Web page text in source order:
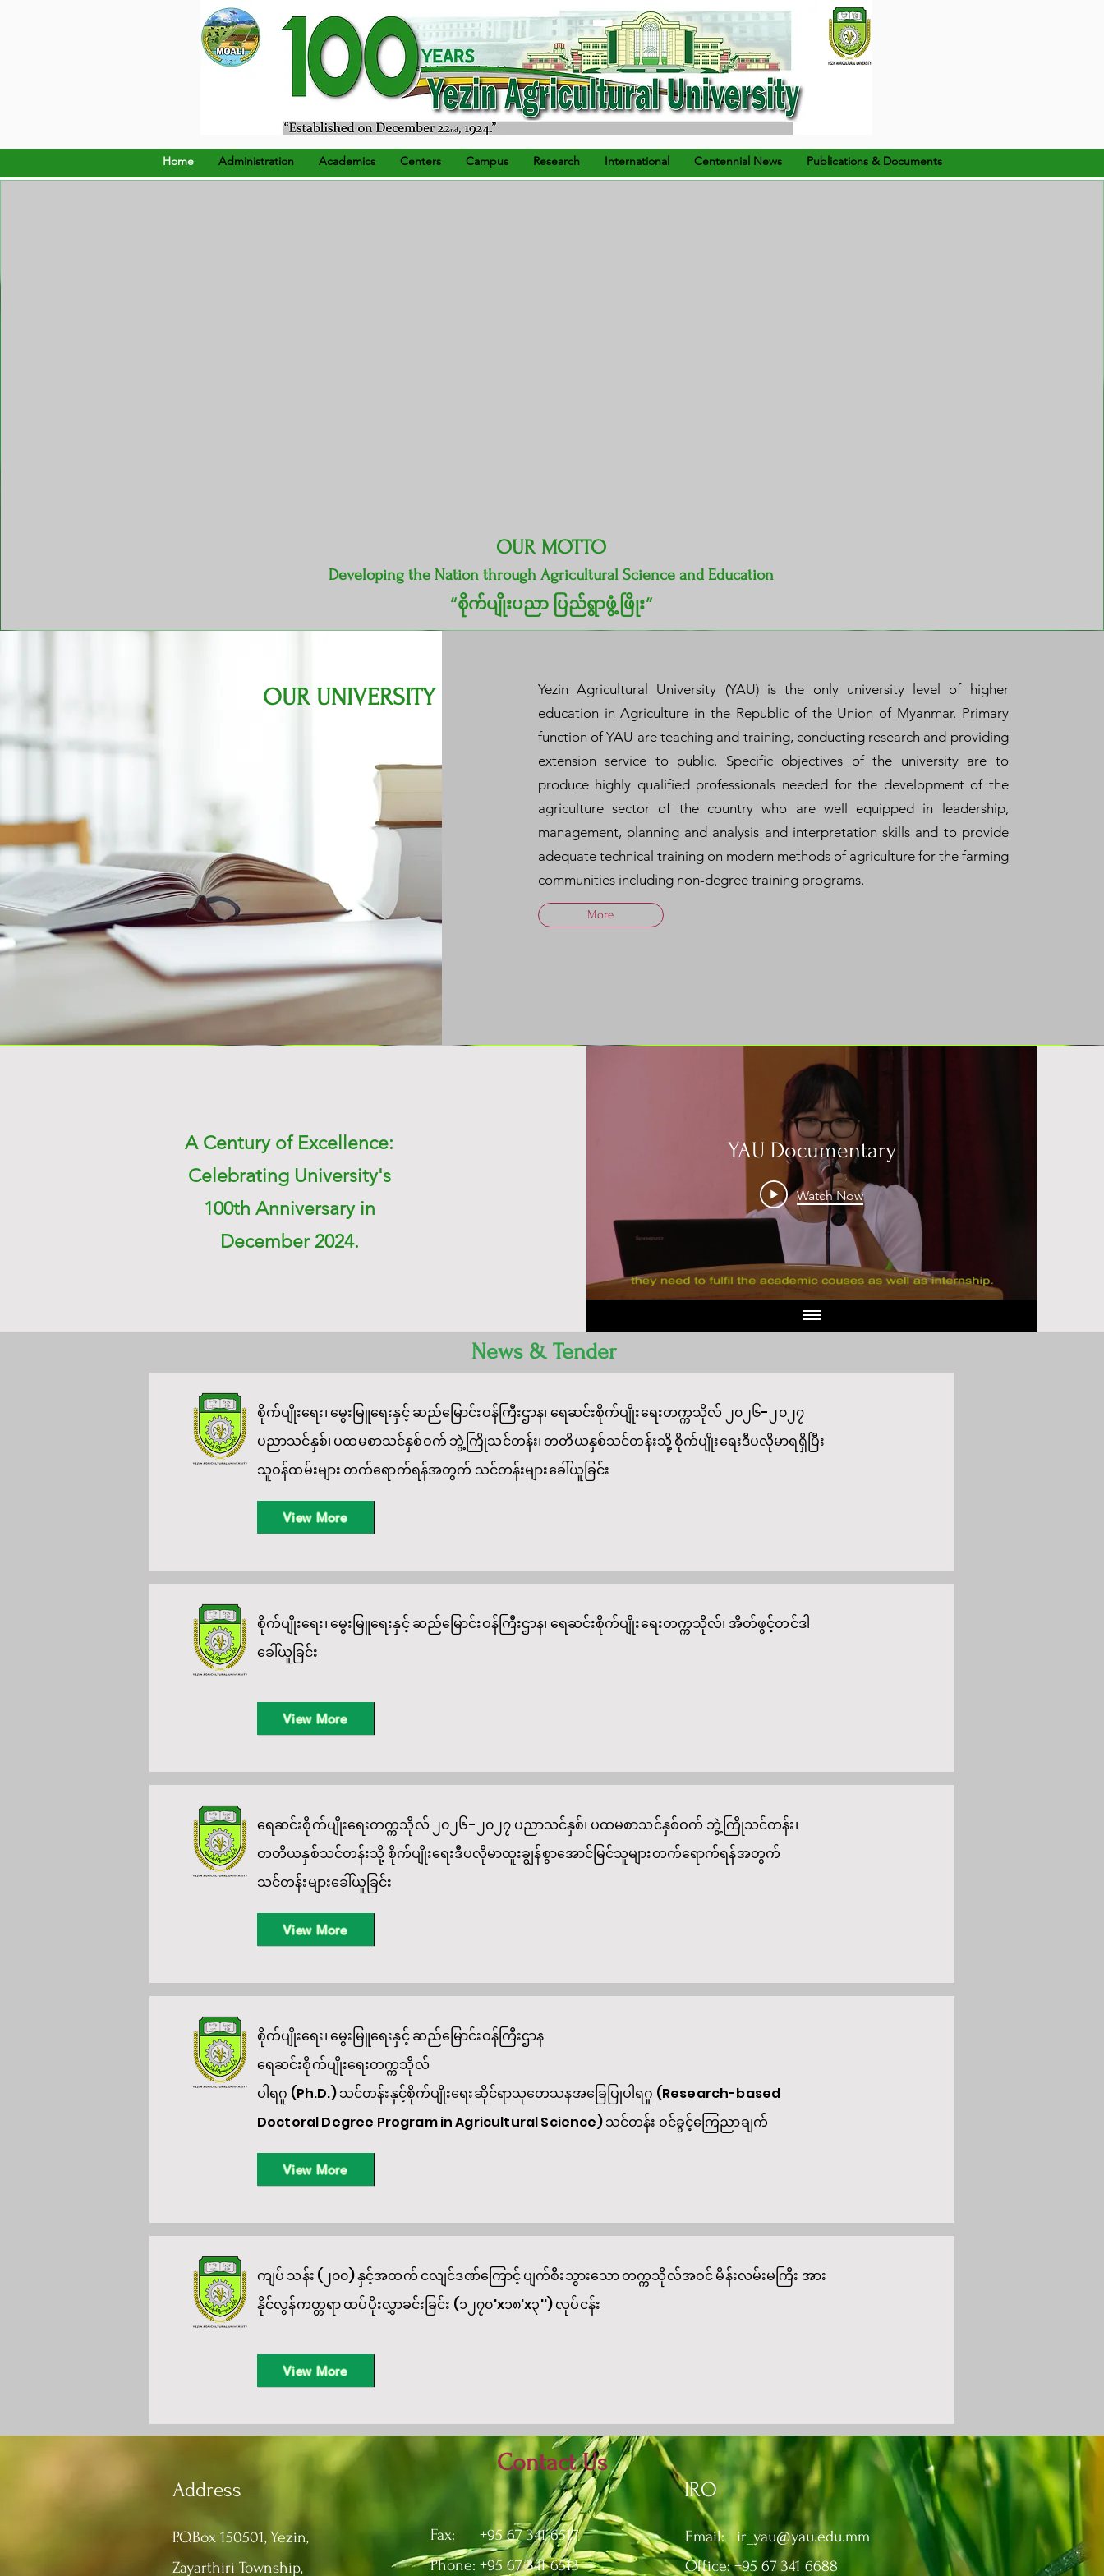
၁၉၂၄ ခုနှစ်၊ ဒီဇင်ဘာ (၂၂) ရက်နေ့တွင် စတင်တည်ထောင်သည်။
Home Administration Academics Centers Campus Research International Centennial News Publications & Documents
OUR MOTTO
Developing the Nation through Agricultural Science and Education
“စိုက်ပျိုးပညာ ပြည်ရွာဖွံ့ဖြိုး”
OUR UNIVERSITY
Yezin Agricultural University (YAU) is the only university level of higher
education in Agriculture in the Republic of the Union of Myanmar. Primary
function of YAU are teaching and training, conducting research and providing
extension service to public. Specific objectives of the university are to
produce highly qualified professionals needed for the development of the
agriculture sector of the country who are well equipped in leadership,
management, planning and analysis and interpretation skills and to provide
adequate technical training on modern methods of agriculture for the farming
communities including non-degree training programs.
More
A Century of Excellence:
Celebrating University's
100th Anniversary in
December 2024.
YAU Documentary
Watch Now
News & Tender
စိုက်ပျိုးရေး၊ မွေးမြူရေးနှင့် ဆည်မြောင်းဝန်ကြီးဌာန၊ ရေဆင်းစိုက်ပျိုးရေးတက္ကသိုလ် ၂၀၂၆-၂၀၂၇
ပညာသင်နှစ်၊ ပထမစာသင်နှစ်ဝက် ဘွဲ့ကြိုသင်တန်း၊ တတိယနှစ်သင်တန်းသို့ စိုက်ပျိုးရေးဒီပလိုမာရရှိပြီး
သူဝန်ထမ်းများ တက်ရောက်ရန်အတွက် သင်တန်းများခေါ်ယူခြင်း
View More
စိုက်ပျိုးရေး၊ မွေးမြူရေးနှင့် ဆည်မြောင်းဝန်ကြီးဌာန၊ ရေဆင်းစိုက်ပျိုးရေးတက္ကသိုလ်၊ အိတ်ဖွင့်တင်ဒါ
ခေါ်ယူခြင်း
View More
ရေဆင်းစိုက်ပျိုးရေးတက္ကသိုလ် ၂၀၂၆-၂၀၂၇ ပညာသင်နှစ်၊ ပထမစာသင်နှစ်ဝက် ဘွဲ့ကြိုသင်တန်း၊
တတိယနှစ်သင်တန်းသို့ စိုက်ပျိုးရေးဒီပလိုမာထူးချွန်စွာအောင်မြင်သူများတက်ရောက်ရန်အတွက်
သင်တန်းများခေါ်ယူခြင်း
View More
စိုက်ပျိုးရေး၊ မွေးမြူရေးနှင့် ဆည်မြောင်းဝန်ကြီးဌာန
ရေဆင်းစိုက်ပျိုးရေးတက္ကသိုလ်
ပါရဂူ (Ph.D.) သင်တန်းနှင့်စိုက်ပျိုးရေးဆိုင်ရာသုတေသနအခြေပြုပါရဂူ (Research-based
Doctoral Degree Program in Agricultural Science) သင်တန်း ဝင်ခွင့်ကြေညာချက်
View More
ကျပ် သန်း (၂၀၀) နှင့်အထက် ငလျင်ဒဏ်ကြောင့် ပျက်စီးသွားသော တက္ကသိုလ်အဝင် မိန်းလမ်းမကြီး အား
နိုင်လွန်ကတ္တရာ ထပ်ပိုးလွှာခင်းခြင်း (၁၂၇၀'x၁၈'x၃'') လုပ်ငန်း
View More
Contact Us
Address
P.O.Box 150501, Yezin,
Zayarthiri Township,
Fax: +95 67 341 6517
Phone: +95 67 341 6513
IRO
Email: ir_yau@yau.edu.mm
Office: +95 67 341 6688